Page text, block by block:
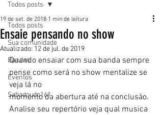
Todos posts
Sua comunidade
Bandas
Eventos
Sabadoudo161
Todos posts
Ensaie pensando no show
19 de set. de 2018 1 min de leitura
Atualizado: 12 de jul. de 2019
Quando ensaiar com sua banda sempre
pense como será no show mentalize se
veja lá no
momento da abertura até na conclusão.
Analise seu repertório veja qual musica